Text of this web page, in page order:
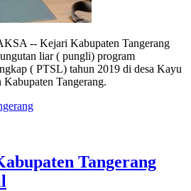
-- Kejari Kabupaten Tangerang
liar ( pungli) program
( PTSL) tahun 2019 di desa Kayu
Tangerang.
Tangerang